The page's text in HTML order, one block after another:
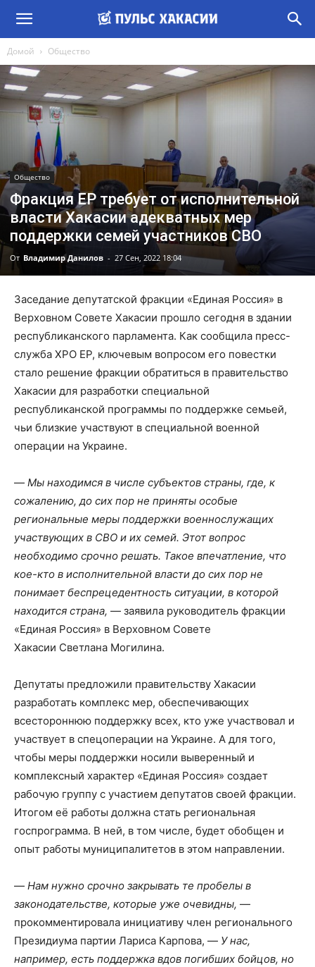
Домой Общество
Общество
Фракция ЕР требует от исполнительной
власти Хакасии адекватных мер
поддержки семей участников СВО
От Владимир Данилов - 27 Сен, 2022 18:04
Заседание депутатской фракции «Единая Россия» в
Верховном Совете Хакасии прошло сегодня в здании
республиканского парламента. Как сообщила пресс-
служба ХРО ЕР, ключевым вопросом его повестки
стало решение фракции обратиться в правительство
Хакасии для разработки специальной
республиканской программы по поддержке семьей,
чьи близкие участвуют в специальной военной
операции на Украине.
— Мы находимся в числе субъектов страны, где, к
сожалению, до сих пор не приняты особые
региональные меры поддержки военнослужащих
участвующих в СВО и их семей. Этот вопрос
необходимо срочно решать. Такое впечатление, что
кое-кто в исполнительной власти до сих пор не
понимает беспрецедентность ситуации, в которой
находится страна, — заявила руководитель фракции
«Единая Россия» в Верховном Совете
Хакасии Светлана Могилина.
Депутаты предложили правительству Хакасии
разработать комплекс мер, обеспечивающих
всестороннюю поддержку всех, кто уже участвовал и
участвует в спецоперации на Украине. А для того,
чтобы меры поддержки носили выверенный и
комплексный характер «Единая Россия» создает
рабочую группу с участием депутатов своей фракции.
Итогом её работы должна стать региональная
госпрограмма. В ней, в том числе, будет обобщен и
опыт работы муниципалитетов в этом направлении.
— Нам нужно срочно закрывать те пробелы в
законодательстве, которые уже очевидны, —
прокомментировала инициативу член регионального
Президиума партии Лариса Карпова, — У нас,
например, есть поддержка вдов погибших бойцов, но